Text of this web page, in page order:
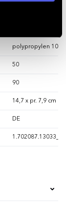
polypropylen 100
50
90
14,7 x pr. 7,9 cm
DE